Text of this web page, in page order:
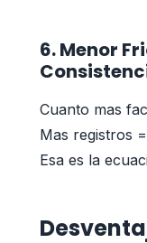
6. Menor
Cuanto mas
Mas registros
Esa es la